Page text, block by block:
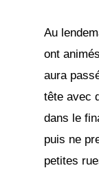
Au
ont
aura
tête avec
dans le
puis ne
petites